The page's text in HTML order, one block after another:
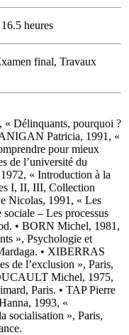
heures
final, Travaux
Délinquants, pourquoi ?
Patricia, 1991, «
pour mieux
de l’université du
« Introduction à la
I, II, III, Collection
Nicolas, 1991, « Les
– Les processus
• BORN Michel, 1981,
», Psychologie et
• XIBERRAS
de l’exclusion », Paris,
Michel, 1975,
Paris. • TAP Pierre
1993, «
socialisation », Paris,